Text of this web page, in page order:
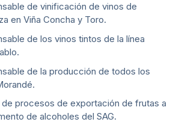
de vinificación de vinos de
en Viña Concha y Toro.
de los vinos tintos de la línea
de la producción de todos los
de procesos de exportación de frutas a
de alcoholes del SAG.